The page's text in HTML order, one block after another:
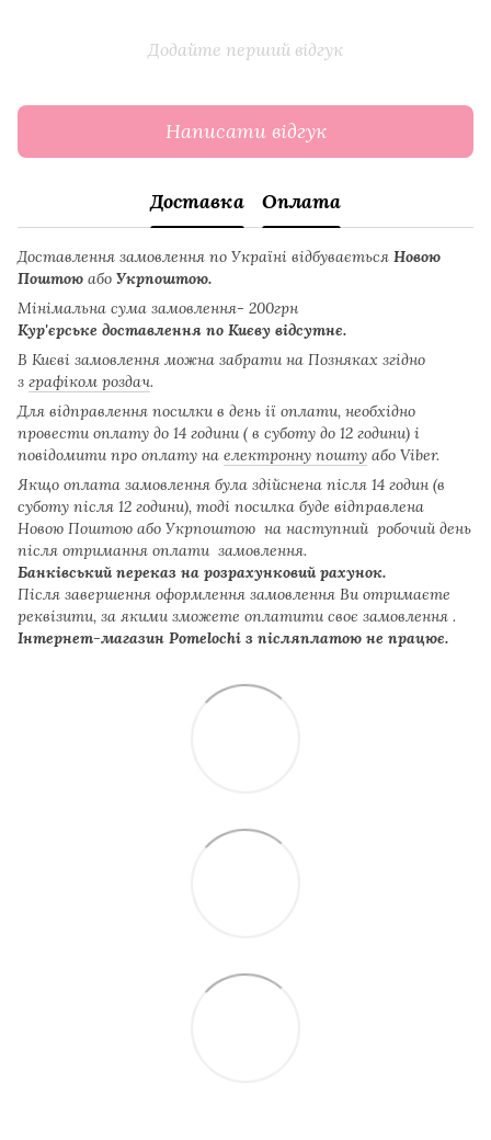
Додайте перший відгук
Написати відгук
Доставка Оплата
Доставлення замовлення по Україні відбувається Новою
Поштою або Укрпоштою.
Мінімальна сума замовлення- 200грн
Кур'єрське доставлення по Києву відсутнє.
В Києві замовлення можна забрати на Позняках згідно
з графіком роздач.
Для відправлення посилки в день ії оплати, необхідно
провести оплату до 14 години ( в суботу до 12 години) і
повідомити про оплату на електронну пошту або Viber.
Якщо оплата замовлення була здійснена після 14 годин (в
суботу після 12 години), тоді посилка буде відправлена
Новою Поштою або Укрпоштою на наступний робочий день
після отримання оплати замовлення.
Банківський переказ на розрахунковий рахунок.
Після завершення оформлення замовлення Ви отримаєте
реквізити, за якими зможете оплатити своє замовлення .
Інтернет-магазин Pomelochi з післяплатою не працює.